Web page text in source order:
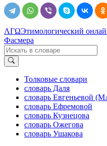
ΛΓΩЭтимологический
Фасмера
Толковые словари
словарь Даля
словарь Евгеньевой
словарь Ефремовой
словарь Кузнецова
словарь Ожегова
словарь Ушакова